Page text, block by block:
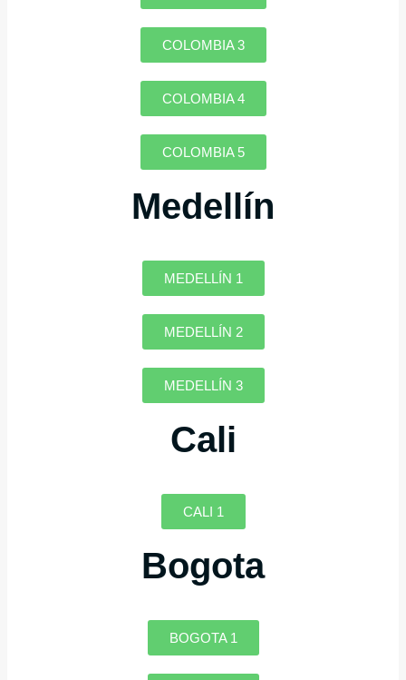
COLOMBIA 3
COLOMBIA 4
COLOMBIA 5
Medellín
MEDELLÍN 1
MEDELLÍN 2
MEDELLÍN 3
Cali
CALI 1
Bogota
BOGOTA 1